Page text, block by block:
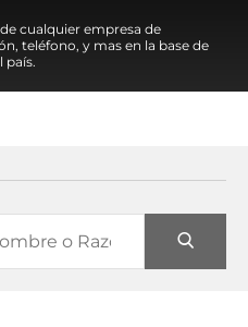
cualquier empresa de
teléfono, y mas en la base de
país.